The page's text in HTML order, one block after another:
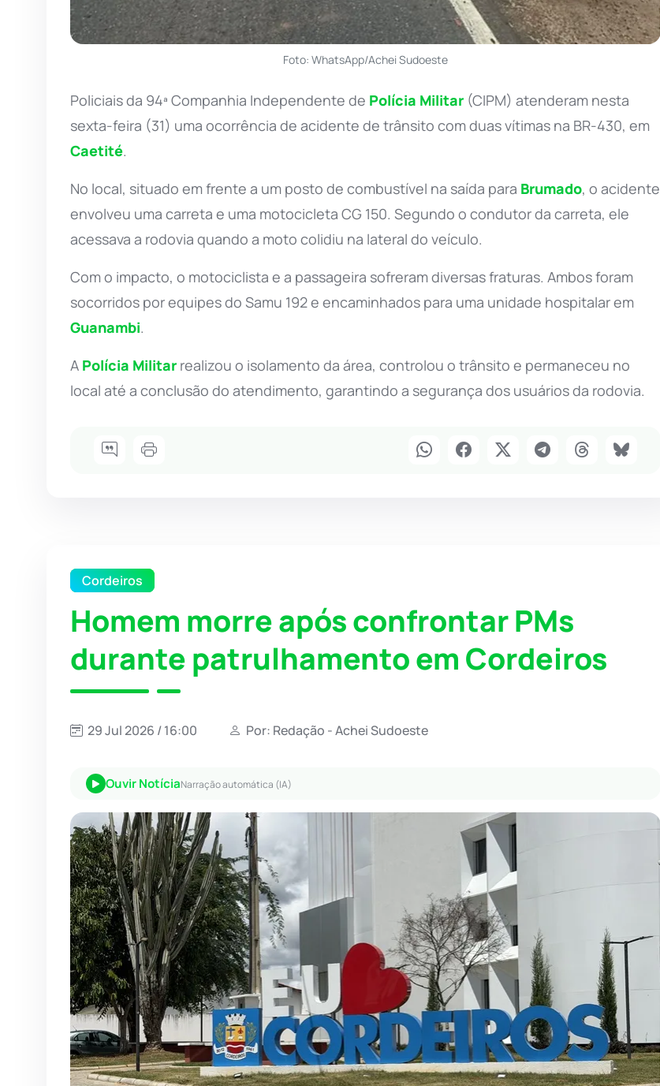
Foto: WhatsApp/Achei Sudoeste
Policiais da 94ª Companhia Independente de Polícia Militar (CIPM) atenderam nesta
sexta-feira (31) uma ocorrência de acidente de trânsito com duas vítimas na BR-430, em
Caetité.
No local, situado em frente a um posto de combustível na saída para Brumado, o acidente
envolveu uma carreta e uma motocicleta CG 150. Segundo o condutor da carreta, ele
acessava a rodovia quando a moto colidiu na lateral do veículo.
Com o impacto, o motociclista e a passageira sofreram diversas fraturas. Ambos foram
socorridos por equipes do Samu 192 e encaminhados para uma unidade hospitalar em
Guanambi.
A Polícia Militar realizou o isolamento da área, controlou o trânsito e permaneceu no
local até a conclusão do atendimento, garantindo a segurança dos usuários da rodovia.
Cordeiros
Homem morre após confrontar PMs
durante patrulhamento em Cordeiros
29 Jul 2026 / 16:00 Por: Redação - Achei Sudoeste
Ouvir NotíciaNarração automática (IA)